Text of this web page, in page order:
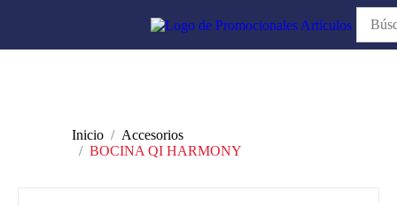
Inicio
Accesorios
BOCINA QI HARMONY